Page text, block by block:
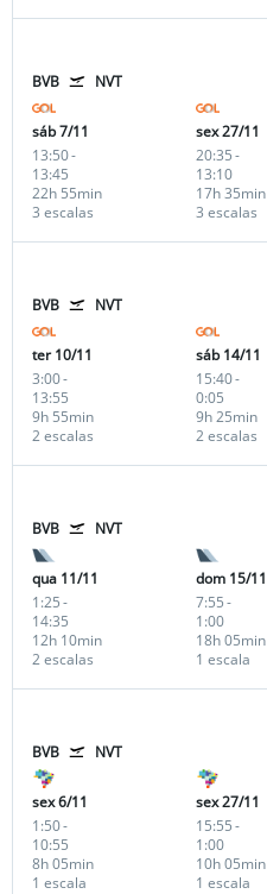
BVB NVT
sáb 7/11
13:50-
13:45
3 escalas
22h 55min
sex 27/11
20:35-
13:10
3 escalas
17h 35min
BVB NVT
ter 10/11
3:00-
13:55
2 escalas
9h 55min
sáb 14/11
15:40-
0:05
2 escalas
9h 25min
BVB NVT
qua 11/11
1:25-
14:35
2 escalas
12h 10min
dom 15/11
7:55-
1:00
1 escala
18h 05min
BVB NVT
sex 6/11
1:50-
10:55
1 escala
8h 05min
sex 27/11
15:55-
1:00
1 escala
10h 05min